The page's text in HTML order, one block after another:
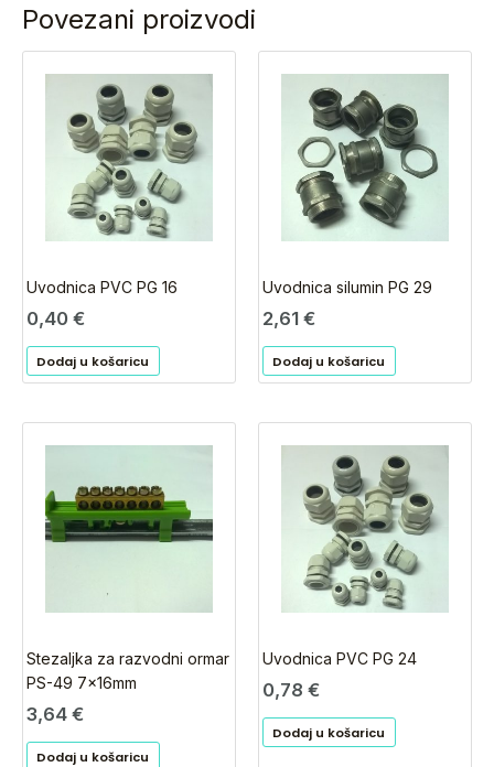
Povezani proizvodi
Uvodnica PVC PG 16
0,40 €
Dodaj u košaricu
Uvodnica silumin PG 29
2,61 €
Dodaj u košaricu
Stezaljka za razvodni ormar
PS-49 7x16mm
3,64 €
Dodaj u košaricu
Uvodnica PVC PG 24
0,78 €
Dodaj u košaricu